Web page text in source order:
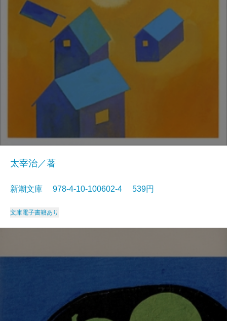
太宰治／著
新潮文庫 978-4-10-100602-4 539円
文庫電子書籍あり